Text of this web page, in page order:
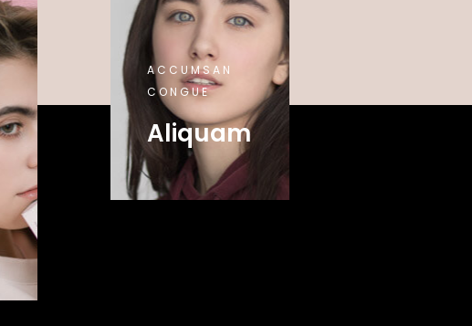
ACCUMSAN
CONGUE
Aliquam